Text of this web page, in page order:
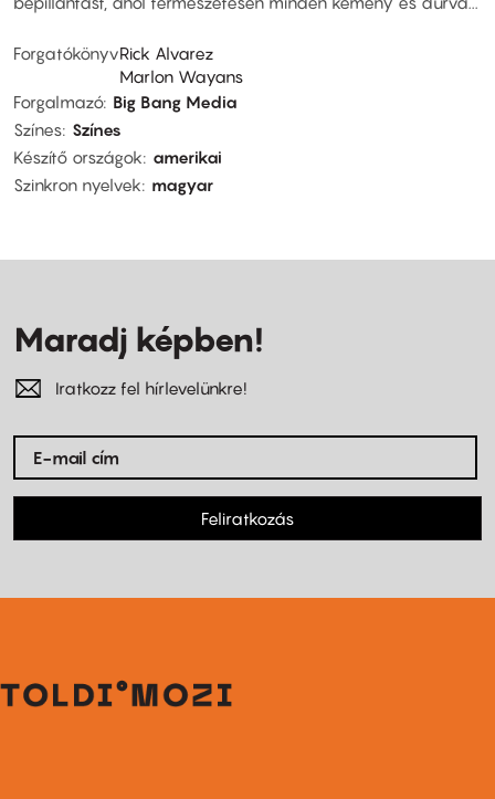
ForgatókönyvRick Alvarez
Marlon Wayans
Forgalmazó Big Bang Media
Színes Színes
Készítő országok
amerikai
Szinkron nyelvek
magyar
Maradj képben!
Iratkozz fel hírlevelünkre!
Feliratkozás